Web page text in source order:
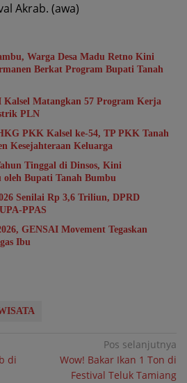
Akrab. (awa)
Warga Desa Madu Retno Kini
Berkat Program Bupati Tanah
Matangkan 57 Program Kerja
PLN
PKK Kalsel ke-54, TP PKK Tanah
Kesejahteraan Keluarga
Tinggal di Dinsos, Kini
Bupati Tanah Bumbu
Senilai Rp 3,6 Triliun, DPRD
PPAS
GENSAI Movement Tegaskan
Ibu
di
Pos selanjutnya
Wow! Bakar Ikan 1 Ton di
Festival Teluk Tamiang